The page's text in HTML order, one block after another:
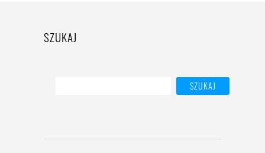
SZUKAJ